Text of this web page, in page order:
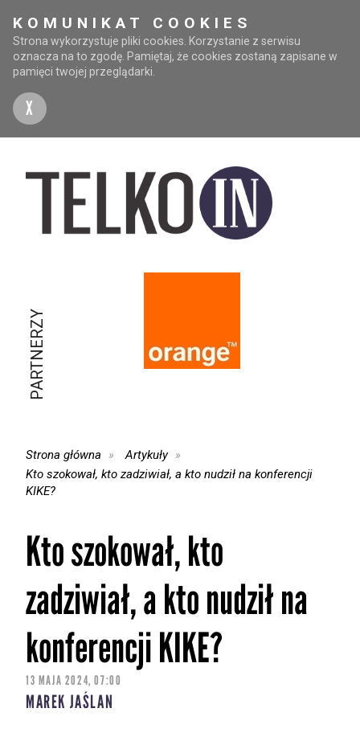
KOMUNIKAT COOKIES
Strona wykorzystuje pliki cookies. Korzystanie z serwisu
oznacza na to zgodę. Pamiętaj, że cookies zostaną zapisane w
pamięci twojej przeglądarki.
X
PARTNERZY
Strona główna
Artykuły
Kto szokował, kto zadziwiał, a kto nudził na konferencji
KIKE?
Kto szokował, kto
zadziwiał, a kto nudził na
konferencji KIKE?
13 MAJA 2024, 07:00
MAREK JAŚLAN